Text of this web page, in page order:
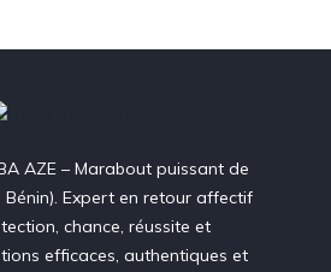
AZE – Marabout puissant de
Expert en retour affectif
chance, réussite et
efficaces, authentiques et